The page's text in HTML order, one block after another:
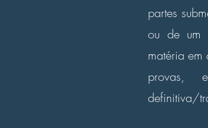
partes
ou de um
matéria em
provas,
definitiva/